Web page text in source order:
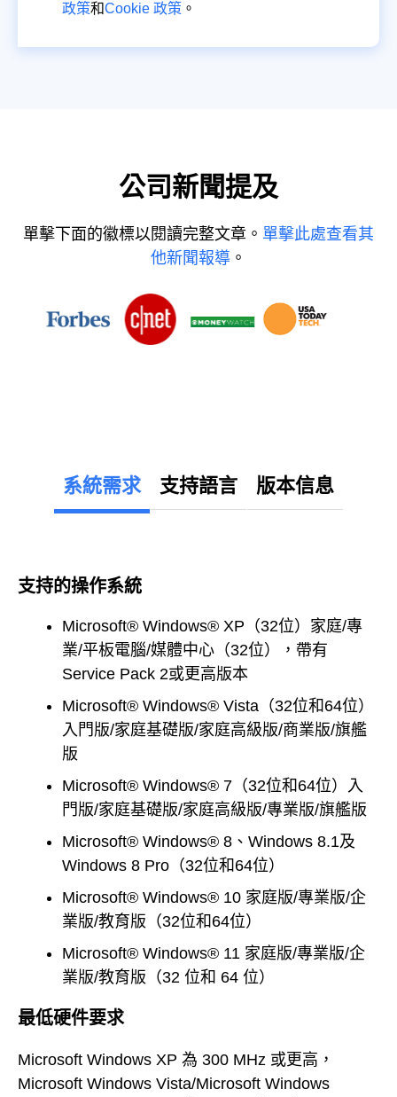
政策和Cookie 政策 。
公司新聞提及
單擊下面的徽標以閱讀完整文章。 單擊此處查看其
他新聞報導 。
系統需求 支持語言 版本信息
支持的操作系統
Microsoft® Windows® XP（32位）家庭/專
業/平板電腦/媒體中心（32位），帶有
Service Pack 2或更高版本
Microsoft® Windows® Vista（32位和64位）
入門版/家庭基礎版/家庭高級版/商業版/旗艦
版
Microsoft® Windows® 7（32位和64位）入
門版/家庭基礎版/家庭高級版/專業版/旗艦版
Microsoft® Windows® 8、Windows 8.1及
Windows 8 Pro（32位和64位）
Microsoft® Windows® 10 家庭版/專業版/企
業版/教育版（32位和64位）
Microsoft® Windows® 11 家庭版/專業版/企
業版/教育版（32 位和 64 位）
最低硬件要求
Microsoft Windows XP 為 300 MHz 或更高，
Microsoft Windows Vista/Microsoft Windows